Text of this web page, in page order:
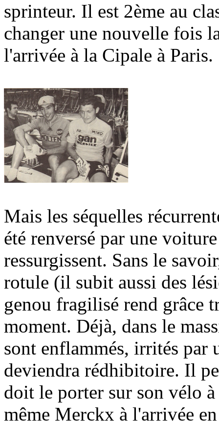
sprinteur. Il est 2ème au
changer une nouvelle fois
l'arrivée à la Cipale à Paris.
Mais les séquelles
été renversé par une
ressurgissent. Sans le
rotule (il subit aussi des
genou fragilisé rend grâce
moment. Déjà, dans le
sont enflammés, irrités par
deviendra rédhibitoire. Il
doit le porter sur son vélo
même Merckx à l'arrivée